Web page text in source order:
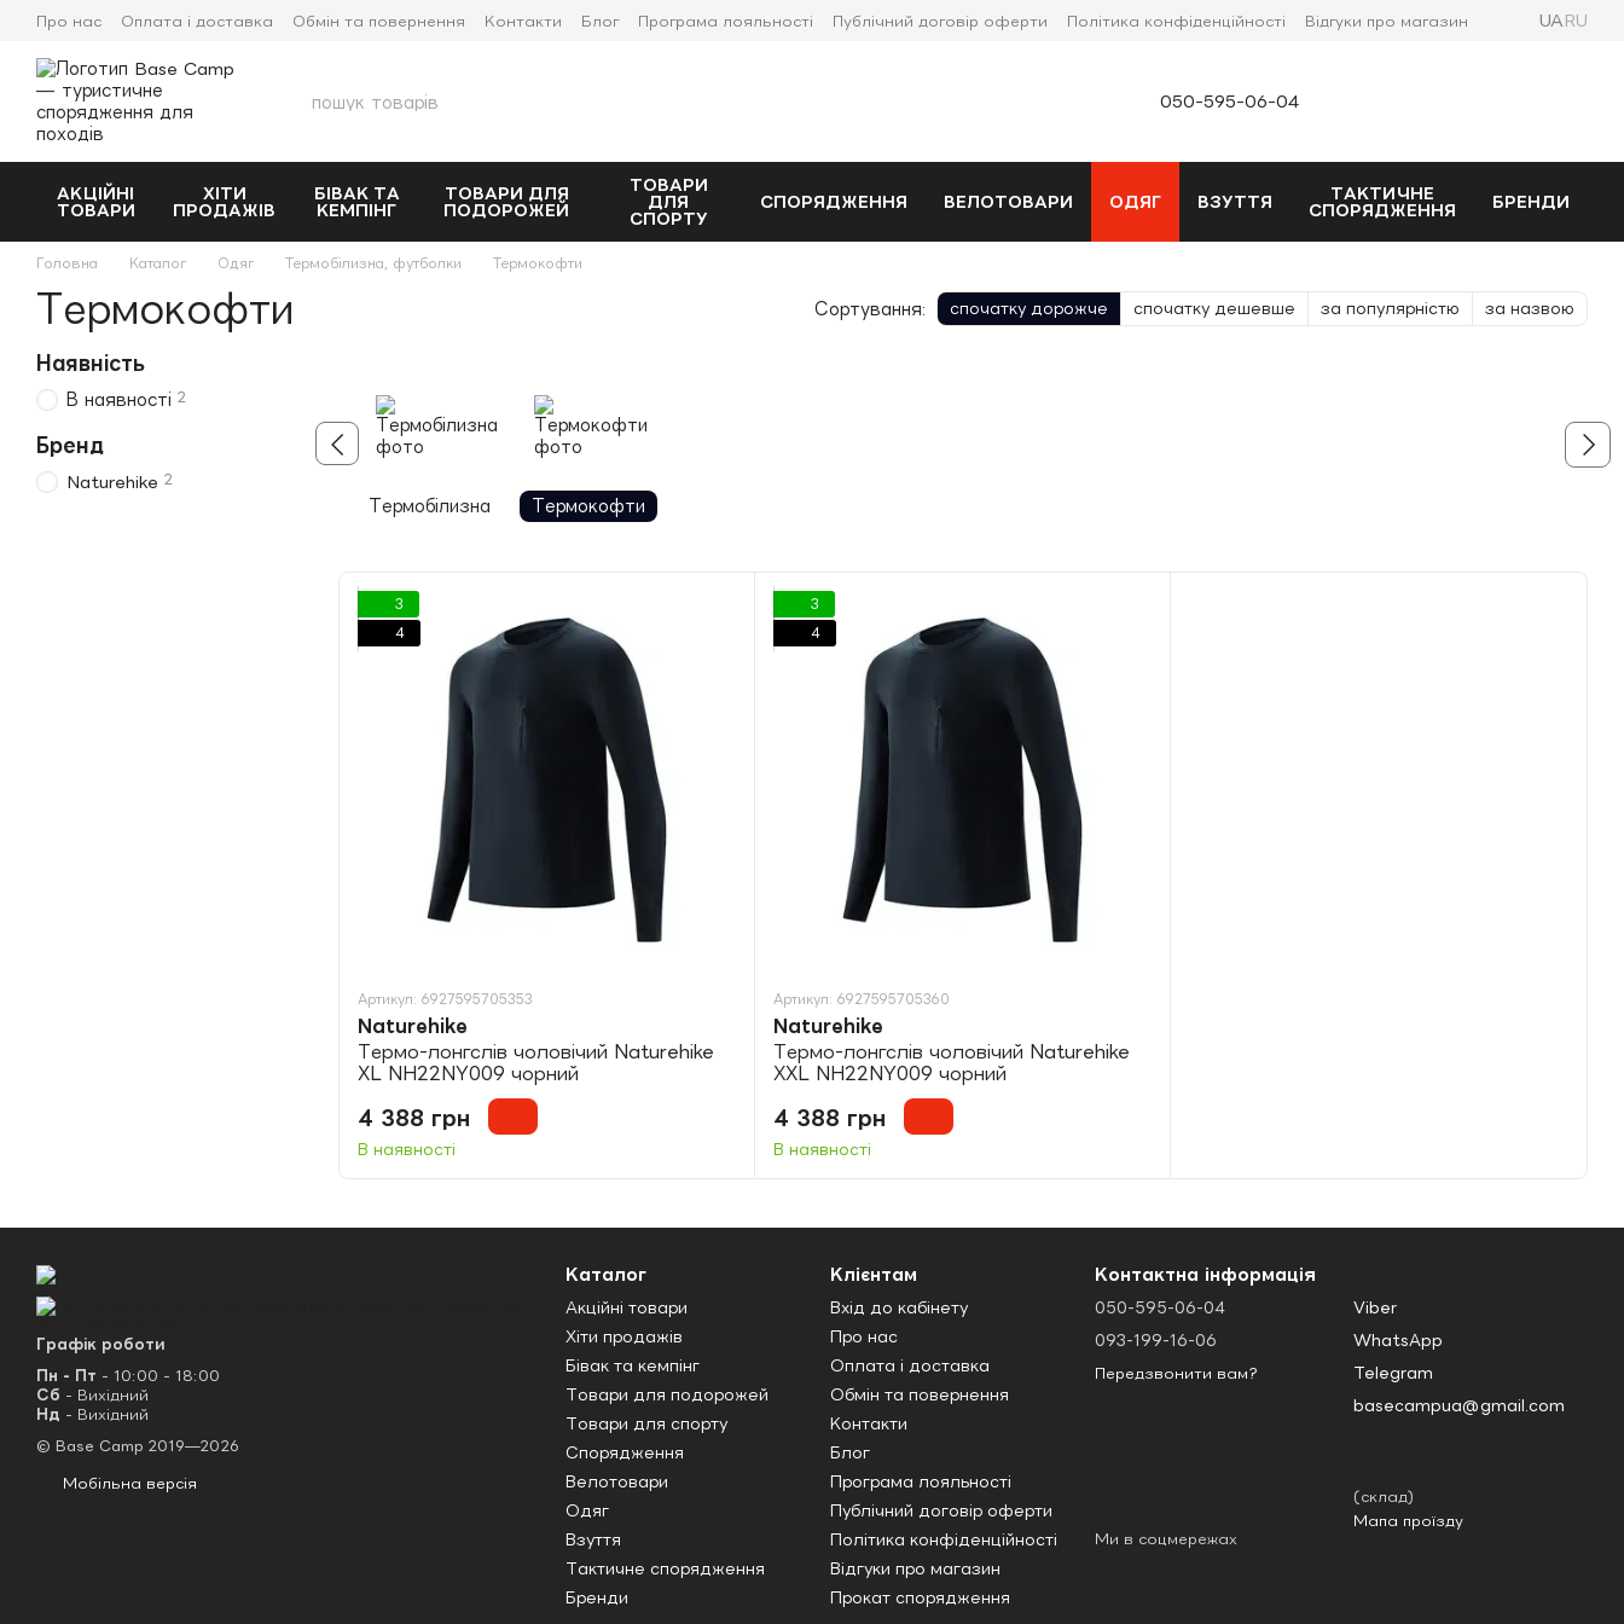
Перейти до основного контенту
Про нас Оплата і доставка Обмін та повернення Контакти Блог Програма лояльності Публічний договір оферти Політика конфіденційності
Відгуки про магазин
UA RU
050-595-06-04
АКЦІЙНІ
ТОВАРИ
ХІТИ
ПРОДАЖІВ
БІВАК ТА
КЕМПІНГ
ТОВАРИ ДЛЯ
ПОДОРОЖЕЙ
ТОВАРИ
ДЛЯ
СПОРТУ
СПОРЯДЖЕННЯ ВЕЛОТОВАРИ ОДЯГ ВЗУТТЯ
ТАКТИЧНЕ
СПОРЯДЖЕННЯ
БРЕНДИ
Головна Каталог Одяг Термобілизна, футболки Термокофти
Термокофти Сортування: спочатку дорожче спочатку дешевше за популярністю за назвою
Термобілизна Термокофти
3
4
Артикул: 6927595705353
Naturehike
Термо-лонгслів чоловічий Naturehike
XL NH22NY009 чорний
4 388 грн
В наявності
3
4
Артикул: 6927595705360
Naturehike
Термо-лонгслів чоловічий Naturehike
ХXL NH22NY009 чорний
4 388 грн
В наявності
Наявність
В наявності 2
Бренд
Naturehike 2
Графік роботи
Пн - Пт - 10:00 - 18:00
Сб - Вихідний
Нд - Вихідний
© Base Camp 2019—2026
Мобільна версія
Каталог
Акційні товари
Хіти продажів
Бівак та кемпінг
Товари для подорожей
Товари для спорту
Спорядження
Велотовари
Одяг
Взуття
Тактичне спорядження
Бренди
Клієнтам
Вхід до кабінету
Про нас
Оплата і доставка
Обмін та повернення
Контакти
Блог
Програма лояльності
Публічний договір оферти
Політика конфіденційності
Відгуки про магазин
Прокат спорядження
Контактна інформація
050-595-06-04
093-199-16-06
Передзвонити вам?
Viber
WhatsApp
Telegram
basecampua@gmail.com
(склад)
Мапа проїзду
Ми в соцмережах